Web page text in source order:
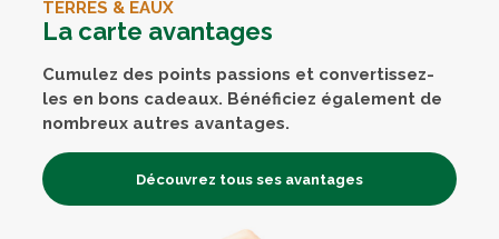
TERRES & EAUX
La carte avantages
Cumulez des points passions et convertissez-
les en bons cadeaux. Bénéficiez également de
nombreux autres avantages.
Découvrez tous ses avantages